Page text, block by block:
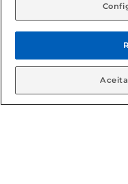
© 2026